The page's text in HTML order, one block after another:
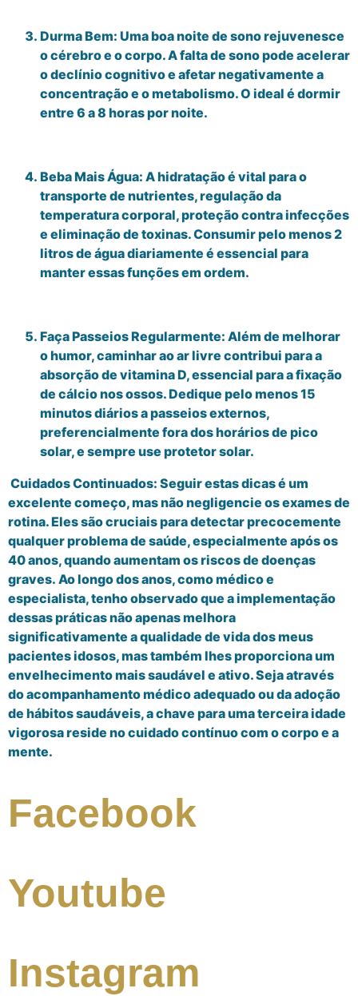
Durma Bem: Uma boa noite de sono rejuvenesce
o cérebro e o corpo. A falta de sono pode acelerar
o declínio cognitivo e afetar negativamente a
concentração e o metabolismo. O ideal é dormir
entre 6 a 8 horas por noite.
Beba Mais Água: A hidratação é vital para o
transporte de nutrientes, regulação da
temperatura corporal, proteção contra infecções
e eliminação de toxinas. Consumir pelo menos 2
litros de água diariamente é essencial para
manter essas funções em ordem.
Faça Passeios Regularmente: Além de melhorar
o humor, caminhar ao ar livre contribui para a
absorção de vitamina D, essencial para a fixação
de cálcio nos ossos. Dedique pelo menos 15
minutos diários a passeios externos,
preferencialmente fora dos horários de pico
solar, e sempre use protetor solar.
Cuidados Continuados: Seguir estas dicas é um
excelente começo, mas não negligencie os exames de
rotina. Eles são cruciais para detectar precocemente
qualquer problema de saúde, especialmente após os
40 anos, quando aumentam os riscos de doenças
graves. Ao longo dos anos, como médico e
especialista, tenho observado que a implementação
dessas práticas não apenas melhora
significativamente a qualidade de vida dos meus
pacientes idosos, mas também lhes proporciona um
envelhecimento mais saudável e ativo. Seja através
do acompanhamento médico adequado ou da adoção
de hábitos saudáveis, a chave para uma terceira idade
vigorosa reside no cuidado contínuo com o corpo e a
mente.
Facebook
Youtube
Instagram